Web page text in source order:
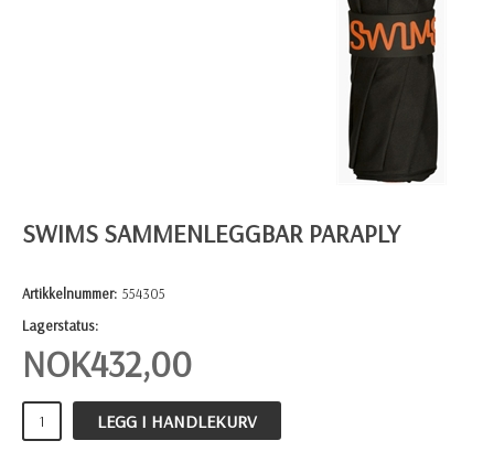
SWIMS SAMMENLEGGBAR PARAPLY
Artikkelnummer: 554305
Lagerstatus:
NOK432,00
LEGG I HANDLEKURV